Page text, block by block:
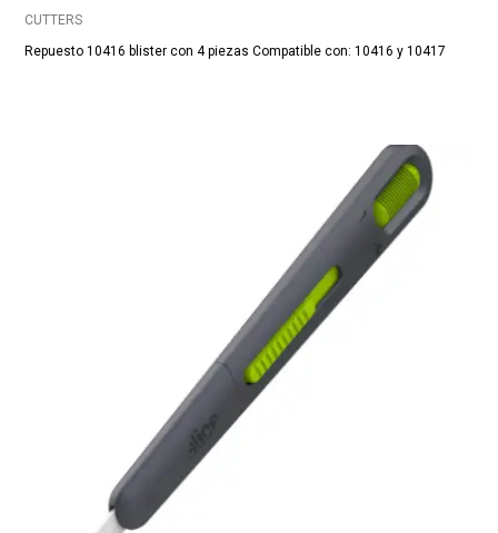
CUTTERS
Repuesto 10416 blister con 4 piezas Compatible con: 10416 y 10417